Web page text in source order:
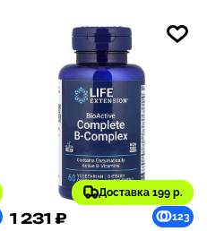
Доставка 199 р.
1 231 ₽ 123